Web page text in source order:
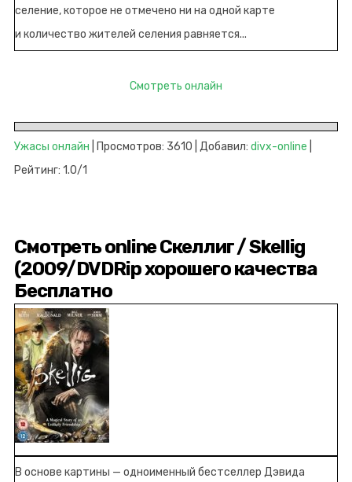
селение, которое не отмечено ни на одной карте
и количество жителей селения равняется...
Смотреть онлайн
Ужасы онлайн | Просмотров: 3610 | Добавил: divx-online
Рейтинг: 1.0/1
Смотреть online Скеллиг / Skellig
(2009/DVDRip хорошего качества
Бесплатно
В основе картины — одноименный бестселлер Дэвида